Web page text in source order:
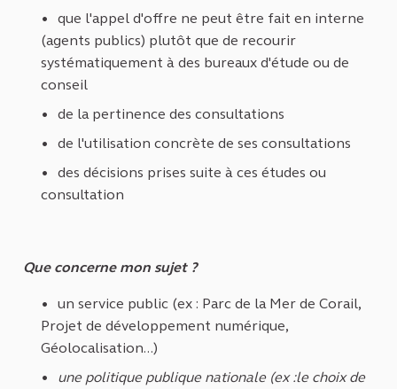
que l'appel d'offre ne peut être fait en interne
(agents publics) plutôt que de recourir
systématiquement à des bureaux d'étude ou de
conseil
de la pertinence des consultations
de l'utilisation concrète de ses consultations
des décisions prises suite à ces études ou
consultation
Que concerne mon sujet ?
un service public (ex : Parc de la Mer de Corail,
Projet de développement numérique,
Géolocalisation...)
une politique publique nationale (ex :le choix de